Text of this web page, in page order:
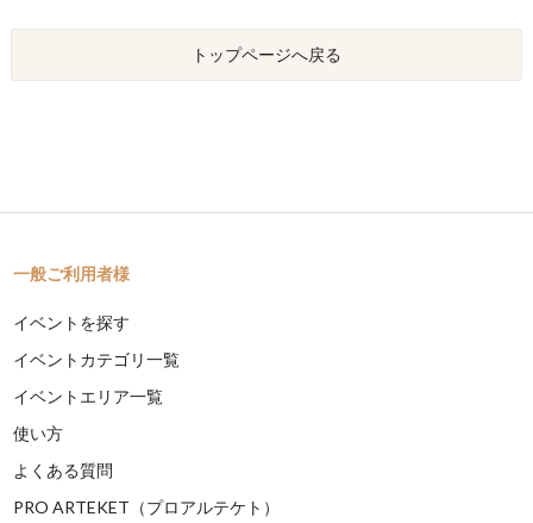
トップページへ戻る
一般ご利用者様
イベントを探す
イベントカテゴリ一覧
イベントエリア一覧
使い方
よくある質問
PRO ARTEKET（プロアルテケト）